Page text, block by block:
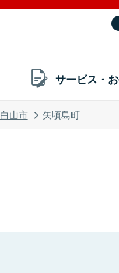
サービス・
白山市 矢頃島町